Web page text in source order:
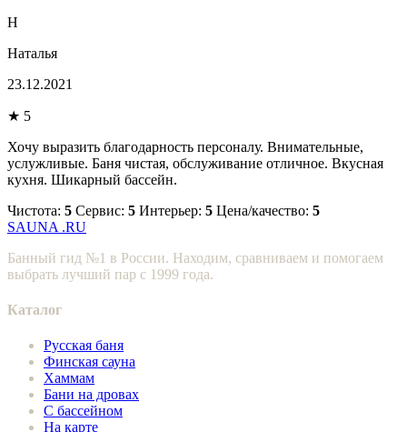
Н
Наталья
23.12.2021
★ 5
Хочу выразить благодарность персоналу. Внимательные,
услужливые. Баня чистая, обслуживание отличное. Вкусная
кухня. Шикарный бассейн.
Чистота: 5 Сервис: 5 Интерьер: 5 Цена/качество: 5
SAUNA .RU
Банный гид №1 в России. Находим, сравниваем и помогаем
выбрать лучший пар с 1999 года.
Каталог
Русская баня
Финская сауна
Хаммам
Бани на дровах
С бассейном
На карте